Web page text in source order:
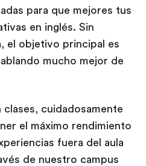
para que mejores tus
en inglés. Sin
el objetivo principal es
mucho mejor de
clases, cuidadosamente
el máximo rendimiento
fuera del aula
de nuestro campus